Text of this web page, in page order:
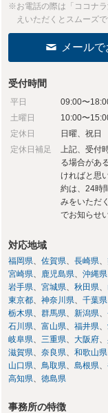
※お電話の際は「ココナ
えいただくとスムーズで
メール
受付時間
平日
09:00〜
土曜日
10:00〜
定休日
日曜、祝日
定休日補足
上記、受付
る場合があ
ければと思
約は、24時
みをいただ
でお知らせ
対応地域
福岡県 佐賀県 長崎県
宮崎県
鹿児島県 沖縄県
岩手県
宮城県 秋田県
東京都
神奈川県 千葉県
栃木県
群馬県 新潟県
石川県
富山県 福井県
岐阜県
三重県 大阪府
滋賀県
奈良県 和歌山県
山口県
鳥取県 島根県
高知県
徳島県
事務所の特徴